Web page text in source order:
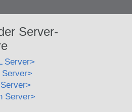
Server-
Server
Server
Server